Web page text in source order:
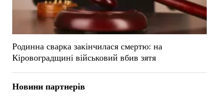
Родинна сварка закінчилася смертю: на
Кіровоградщині військовий вбив зятя
Новини партнерів